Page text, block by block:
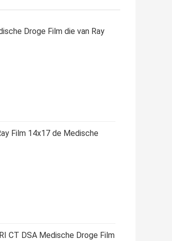
Droge Film die van Ray
Film 14x17 de Medische
CT DSA Medische Droge Film